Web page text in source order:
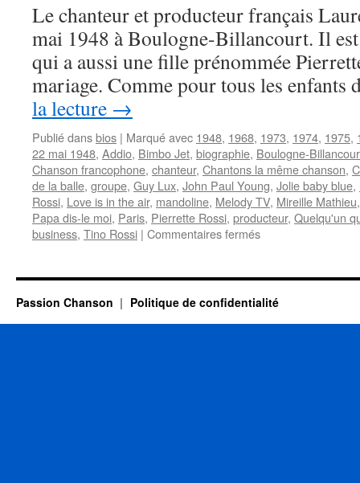
Le chanteur et producteur français
mai 1948 à Boulogne-Billancourt. Il
qui a aussi une fille prénommée
mariage. Comme pour tous les
la lecture →
Publié dansbios | Marqué avec 1948, 1968, 1973, 1974, 1975,
22 mai 1948, Addio, Bimbo Jet, biographie, Boulogne-
Chanson francophone, chanteur, Chantons la même chanson,
de la balle, groupe, Guy Lux, John Paul Young, Jolie baby blue,
Rossi, Love is in the air, mandoline, Melody TV, Mireille Mathieu
Papa dis-le moi, Paris, Pierrette Rossi, producteur, Quelqu'un
business, Tino Rossi | Commentaires ferméssur
Passion Chanson Politique de confidentialité